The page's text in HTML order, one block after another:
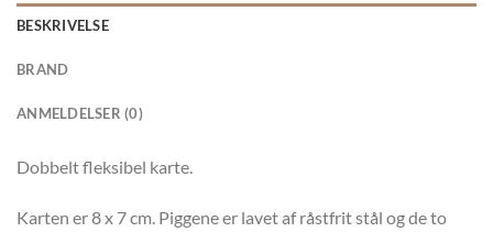
BESKRIVELSE
BRAND
ANMELDELSER (0)
Dobbelt fleksibel karte.
Karten er 8 x 7 cm. Piggene er lavet af råstfrit stål og de to